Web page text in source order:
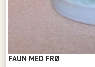
FAUN MED FRØ